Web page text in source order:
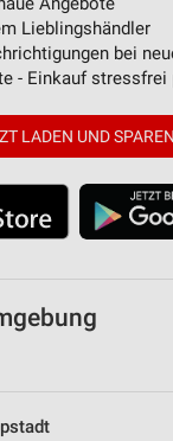
Lieblingshändler
bei
- Einkauf stressfrei
LADEN UND